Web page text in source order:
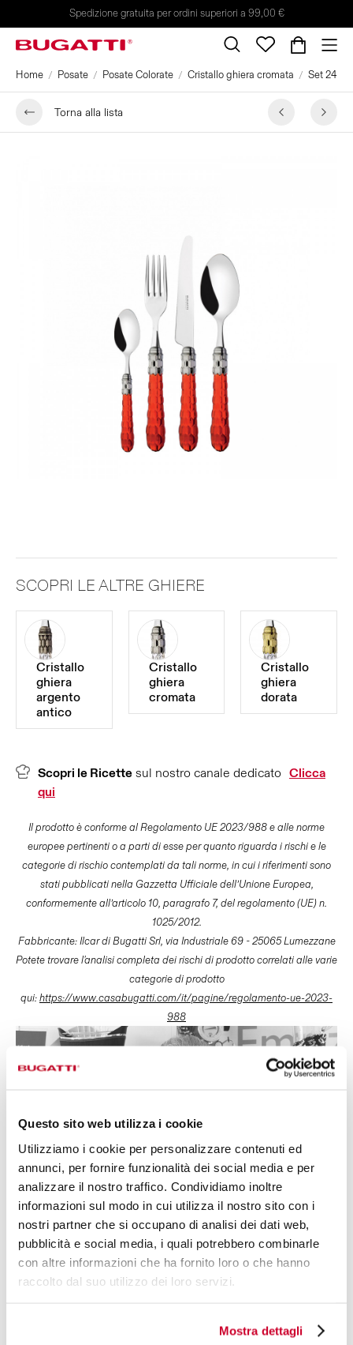
Questo sito web utilizza i cookie
Utilizziamo i cookie per personalizzare contenuti ed
annunci, per fornire funzionalità dei social media e per
analizzare il nostro traffico. Condividiamo inoltre
informazioni sul modo in cui utilizza il nostro sito con i
nostri partner che si occupano di analisi dei dati web,
pubblicità e social media, i quali potrebbero combinarle
con altre informazioni che ha fornito loro o che hanno
raccolto dal suo utilizzo dei loro servizi.
Mostra dettagli
Spedizione gratuita per ordini superiori a 99,00 €
Home Posate Posate Colorate Cristallo ghiera cromata Set 24
Torna alla lista
SCOPRI LE ALTRE GHIERE
Cristallo
ghiera
argento
antico
Cristallo
ghiera
cromata
Cristallo
ghiera
dorata
Scopri le Ricette sul nostro canale dedicato Clicca
qui
Il prodotto è conforme al Regolamento UE 2023/988 e alle norme
europee pertinenti o a parti di esse per quanto riguarda i rischi e le
categorie di rischio contemplati da tali norme, in cui i riferimenti sono
stati pubblicati nella Gazzetta Ufficiale dell’Unione Europea,
conformemente all’articolo 10, paragrafo 7, del regolamento (UE) n.
1025/2012.
Fabbricante: Ilcar di Bugatti Srl, via Industriale 69 - 25065 Lumezzane
Potete trovare l'analisi completa dei rischi di prodotto correlati alle varie
categorie di prodotto
qui:https://www.casabugatti.com/it/pagine/regolamento-ue-2023-
988
DESIGN BY
VIRGILIO BUGATTI
BUGATTI E DI ALCUNE FRA LE COLLEZIONI